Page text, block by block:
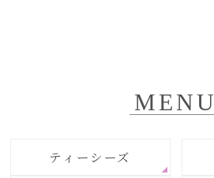
MENU
ティーシーズ